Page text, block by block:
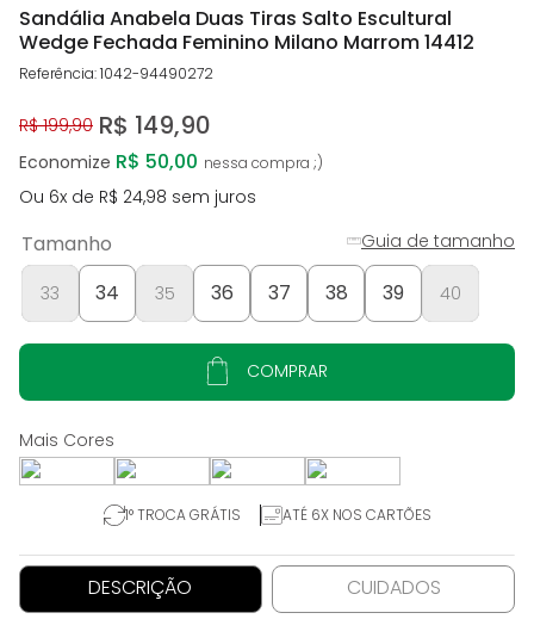
Sandália Anabela Duas Tiras Salto Escultural
Wedge Fechada Feminino Milano Marrom 14412
Referência:1042-94490272
R$ 199,90 R$ 149,90
Economize R$ 50,00
Ou 6x de R$ 24,98 sem juros
Tamanho
33 34 35 36 37 38 39 40
Guia de tamanho
COMPRAR
1° TROCA GRÁTIS ATÉ 6X NOS CARTÕES
DESCRIÇÃO CUIDADOS